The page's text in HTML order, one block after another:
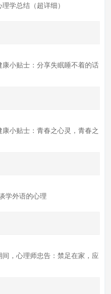
学总结（超详细）
康小贴士：分享失眠睡不着的话
康小贴士：青春之心灵，青春之
学外语的心理
间，心理师忠告：禁足在家，应